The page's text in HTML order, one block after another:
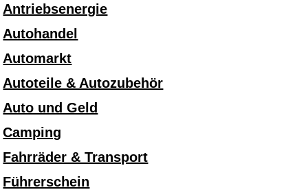
Antriebsenergie
Autohandel
Automarkt
Autoteile & Autozubehör
Auto und Geld
Camping
Fahrräder & Transport
Führerschein